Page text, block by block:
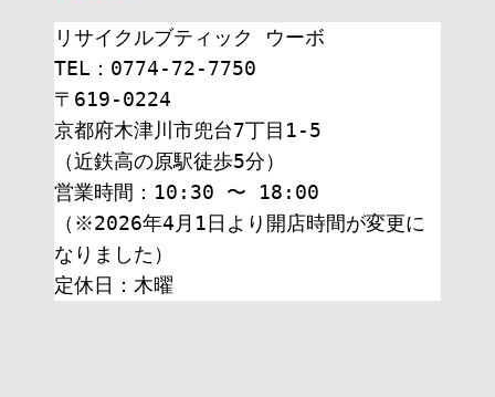
リサイクルブティック ウーボ
TEL：0774-72-7750
〒619-0224
京都府木津川市兜台7丁目1-5
（近鉄高の原駅徒歩5分）
営業時間：10:30 〜 18:00
（※2026年4月1日より開店時間が変更に
なりました）
定休日：木曜